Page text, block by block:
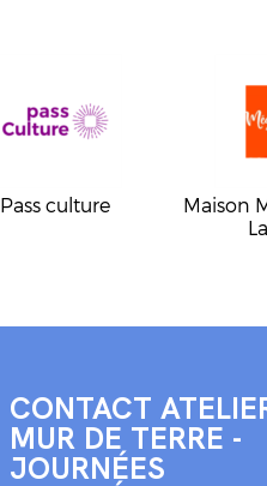
Pass culture
Maison
CONTACT
MUR DE TERRE -
JOURNÉES